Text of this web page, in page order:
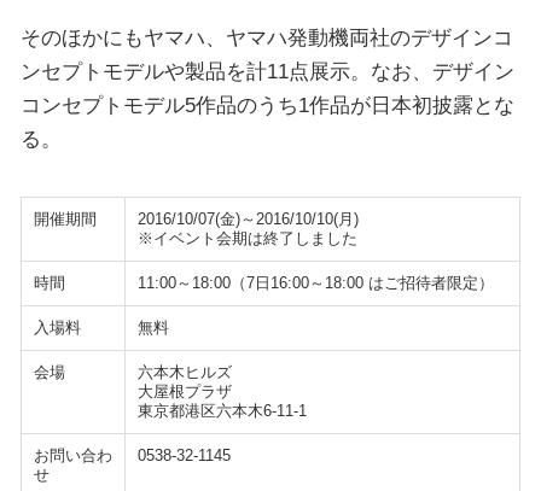
そのほかにもヤマハ、ヤマハ発動機両社のデザインコ
ンセプトモデルや製品を計11点展示。なお、デザイン
コンセプトモデル5作品のうち1作品が日本初披露とな
る。
開催期間
2016/10/07(金)～2016/10/10(月)
※イベント会期は終了しました
時間 11:00～18:00（7日16:00～18:00 はご招待者限定）
入場料 無料
会場
六本木ヒルズ
大屋根プラザ
東京都港区六本木6-11-1
お問い合わ
せ
0538-32-1145